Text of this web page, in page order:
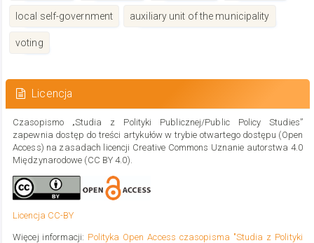
local self-government auxiliary unit of the municipality
voting
artykułu
Licencja
Czasopismo „Studia z Polityki Publicznej/Public Policy Studies”
zapewnia dostęp do treści artykułów w trybie otwartego dostępu (Open
Access) na zasadach licencji Creative Commons Uznanie autorstwa 4.0
Międzynarodowe (CC BY 4.0).
Licencja CC-BY
Więcej informacji: Polityka Open Access czasopisma "Studia z Polityki